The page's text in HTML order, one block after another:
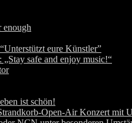
eure Künstler”
„Stay safe and enjoy music!“
ist schön!
Open-Air Konzert mit